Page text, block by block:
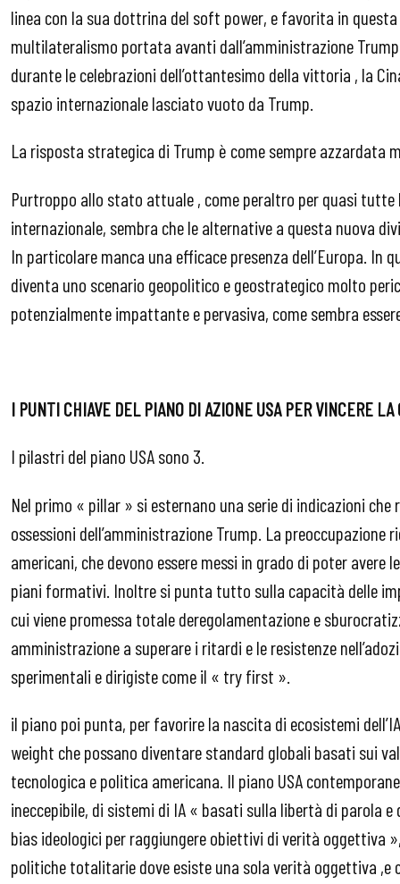
linea con la sua dottrina del soft power, e favorita in
multilateralismo portata avanti dall’amministrazione
durante le celebrazioni dell’ottantesimo della vittoria , la
spazio internazionale lasciato vuoto da Trump.
La risposta strategica di Trump è come sempre azzardata
Purtroppo allo stato attuale , come peraltro per quasi
internazionale, sembra che le alternative a questa nuova
In particolare manca una efficace presenza dell’Europa.
diventa uno scenario geopolitico e geostrategico molto
potenzialmente impattante e pervasiva, come sembra
I PUNTI CHIAVE DEL PIANO DI AZIONE USA PER VINCERE LA
I pilastri del piano USA sono 3.
Nel primo « pillar » si esternano una serie di indicazioni
ossessioni dell’amministrazione Trump. La preoccupazione
americani, che devono essere messi in grado di poter
piani formativi. Inoltre si punta tutto sulla capacità delle
cui viene promessa totale deregolamentazione e
amministrazione a superare i ritardi e le resistenze
sperimentali e dirigiste come il « try first ».
il piano poi punta, per favorire la nascita di ecosistemi
weight che possano diventare standard globali basati sui
tecnologica e politica americana. Il piano USA
ineccepibile, di sistemi di IA « basati sulla libertà di parola e
bias ideologici per raggiungere obiettivi di verità oggettiva
politiche totalitarie dove esiste una sola verità oggettiva ,e